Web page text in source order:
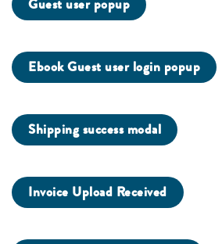
Guest user popup
Ebook Guest user login popup
Shipping success modal
Invoice Upload Received